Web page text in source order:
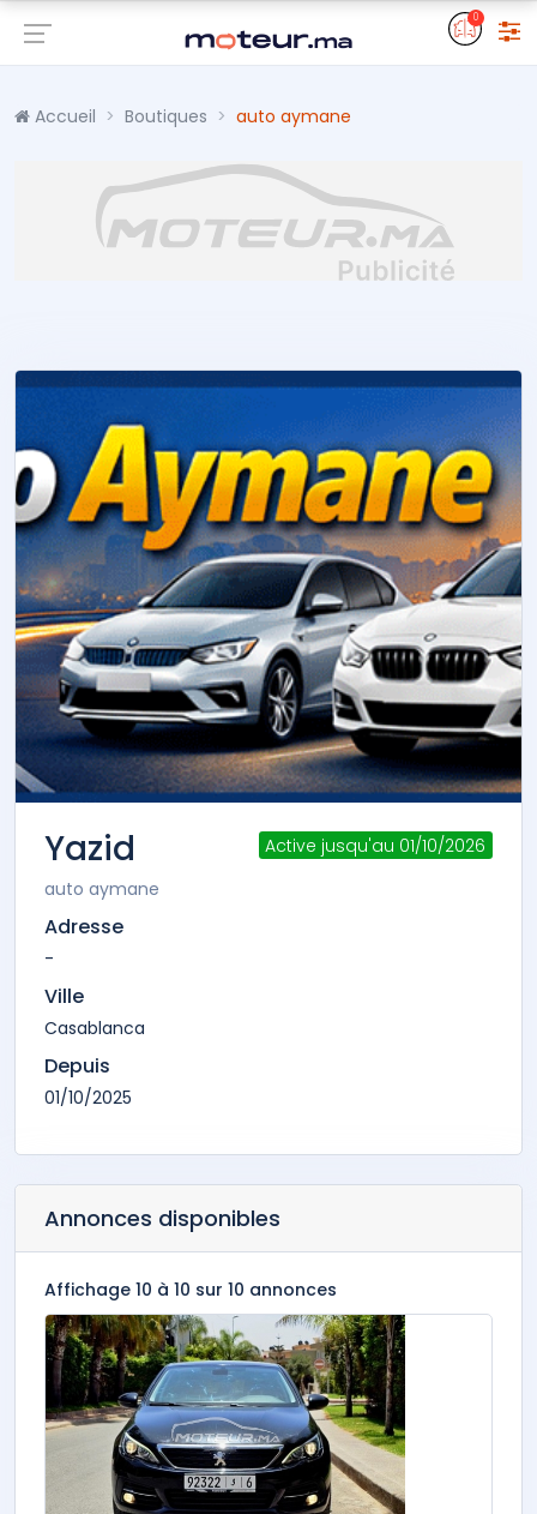
0
Accueil Boutiques auto aymane
Yazid
auto aymane
Active jusqu'au 01/10/2026
Adresse
-
Ville
Casablanca
Depuis
01/10/2025
Annonces disponibles
Affichage 10 à 10 sur 10 annonces